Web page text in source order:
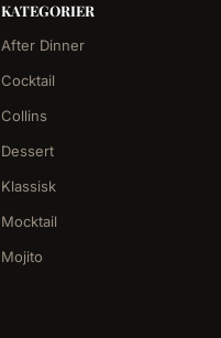
KATEGORIER
After Dinner
Cocktail
Collins
Dessert
Klassisk
Mocktail
Mojito